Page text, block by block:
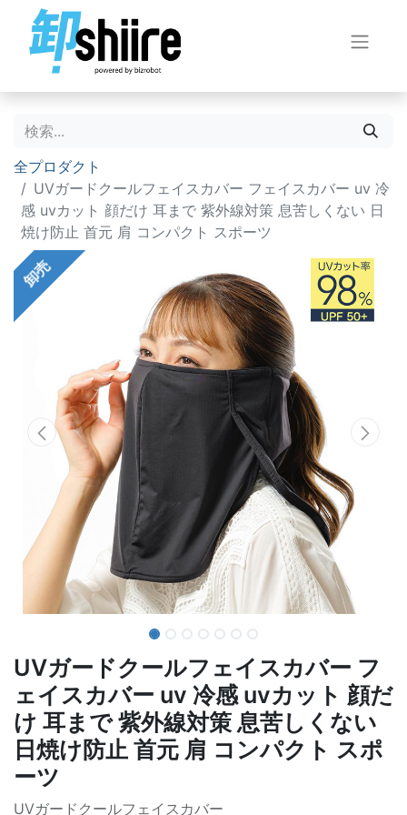
全プロダクト
UVガードクールフェイスカバー フェイスカバー uv 冷
感 uvカット 顔だけ 耳まで 紫外線対策 息苦しくない 日
焼け防止 首元 肩 コンパクト スポーツ
卸売
UVガードクールフェイスカバー フ
ェイスカバー uv 冷感 uvカット 顔だ
け 耳まで 紫外線対策 息苦しくない
日焼け防止 首元 肩 コンパクト スポ
ーツ
UVガードクールフェイスカバー